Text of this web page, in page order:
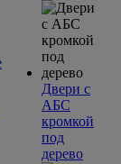
Двери с
АБС
кромкой
под
дерево